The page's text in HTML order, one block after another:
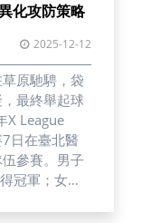
化攻防策略
2025-12-12
原馳騁，袋
最終舉起球
X League
日在臺北醫
參賽。男子
冠軍；女子